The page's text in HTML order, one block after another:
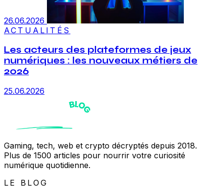
26.06.2026
ACTUALITÉS
Les acteurs des plateformes de jeux
numériques : les nouveaux métiers de
2026
25.06.2026
Gaming, tech, web et crypto décryptés depuis 2018.
Plus de 1500 articles pour nourrir votre curiosité
numérique quotidienne.
LE BLOG